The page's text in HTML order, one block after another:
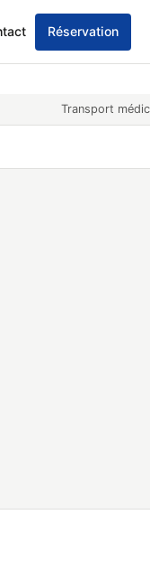
Transport
Réservation